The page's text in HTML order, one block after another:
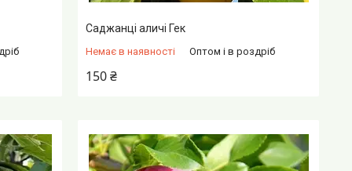
Саджанці аличі Гек
Немає в наявності Оптом і в роздріб
150 ₴